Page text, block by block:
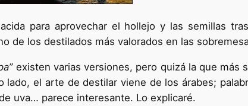
para aprovechar el hollejo y las semillas
de los destilados más valorados en las
existen varias versiones, pero quizá la que más
lado, el arte de destilar viene de los árabes;
uva… parece interesante. Lo explicaré.